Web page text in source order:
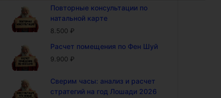
Повторные консультации по
натальной карте
8.500 ₽
Расчет помещения по Фен Шуй
9.900 ₽
Сверим часы: анализ и расчет
стратегий на год Лошади 2026